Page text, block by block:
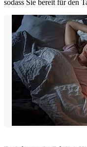
sodass Sie bereit für den